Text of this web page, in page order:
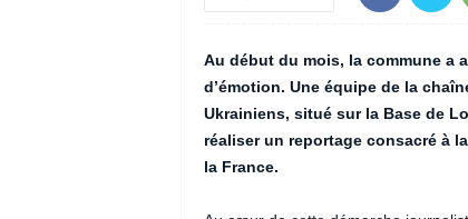
Au début du mois, la commune a
d’émotion. Une équipe de la
Ukrainiens, situé sur la Base de
réaliser un reportage consacré à
la France.